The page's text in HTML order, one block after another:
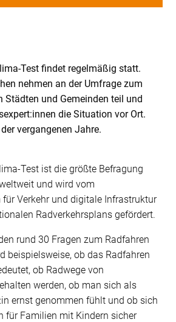
Test findet regelmäßig statt.
nehmen an der Umfrage zum
Städten und Gemeinden teil und
die Situation vor Ort.
vergangenen Jahre.
Test ist die größte Befragung
und wird vom
Verkehr und digitale Infrastruktur
Radverkehrsplans gefördert.
rund 30 Fragen zum Radfahren
beispielsweise, ob das Radfahren
ob Radwege von
werden, ob man sich als
ernst genommen fühlt und ob sich
für Familien mit Kindern sicher